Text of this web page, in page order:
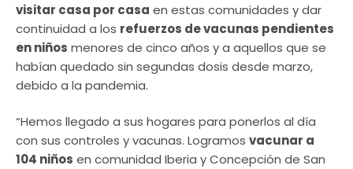
visitar casa por casa en estas comunidades y dar
continuidad a los refuerzos de vacunas pendientes
en niños menores de cinco años y a aquellos que se
habían quedado sin segundas dosis desde marzo,
debido a la pandemia.
“Hemos llegado a sus hogares para ponerlos al día
con sus controles y vacunas. Logramos vacunar a
104 niños en comunidad Iberia y Concepción de San